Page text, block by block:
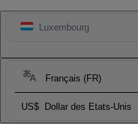
Luxembourg
Français (FR)
US$ Dollar des Etats-Unis